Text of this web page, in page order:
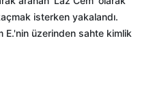
isterken yakalandı.
E.'nin üzerinden sahte kimlik